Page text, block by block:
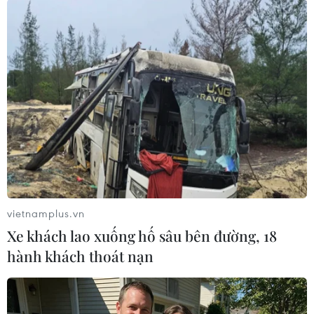
#Nhập khẩu #Xuất khẩu #Hải quan
#Tiền thuế
#Ngân sách
#Xuất nhập cảnh
#Hàng lậu
#Thuốc lá lậu
#Tin nóng #Tin mới
#Tin thời sự
#Tin hot
#Tin trong ngày
vietnamplus.vn
Xe khách lao xuống hố sâu bên đường, 18
hành khách thoát nạn